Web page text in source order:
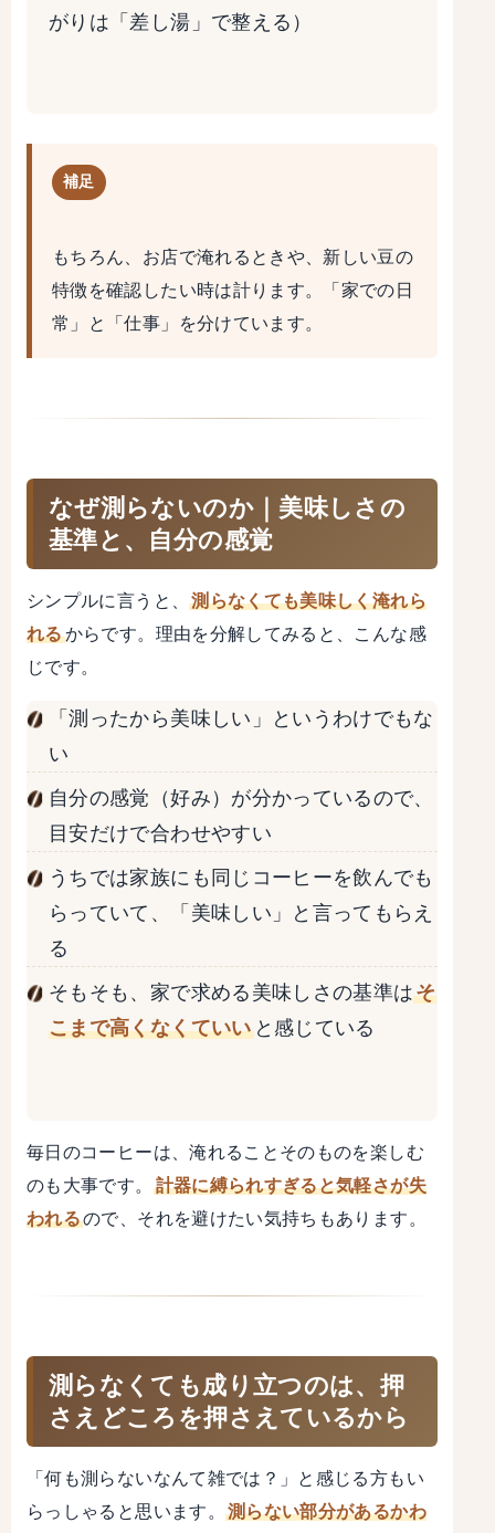
がりは「差し湯」で整える）
補足
もちろん、お店で淹れるときや、新しい豆の
特徴を確認したい時は計ります。「家での日
常」と「仕事」を分けています。
なぜ測らないのか｜美味しさの
基準と、自分の感覚
シンプルに言うと、測らなくても美味しく淹れら
れるからです。理由を分解してみると、こんな感
じです。
「測ったから美味しい」というわけでもな
い
自分の感覚（好み）が分かっているので、
目安だけで合わせやすい
うちでは家族にも同じコーヒーを飲んでも
らっていて、「美味しい」と言ってもらえ
る
そもそも、家で求める美味しさの基準はそ
こまで高くなくていいと感じている
毎日のコーヒーは、淹れることそのものを楽しむ
のも大事です。
計器に縛られすぎると気軽さが失
われるので、それを避けたい気持ちもあります。
測らなくても成り立つのは、押
さえどころを押さえているから
「何も測らないなんて雑では？」と感じる方もい
らっしゃると思います。
測らない部分があるかわ